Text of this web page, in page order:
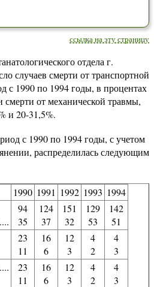
ссылка на эту страницу
отдела г.
случаев смерти от транспортной
с 1990 по 1994 годы, в процентах
смерти от механической травмы,
и 20-31,5%.
с 1990 по 1994 годы, с учетом
распределилась следующим
1990 1991 1992 1993 1994
94
35
124
37
151
32
129
53
142
51
23
11
16
6
12
3
4
2
4
3
23
11
16
6
12
3
4
2
4
3